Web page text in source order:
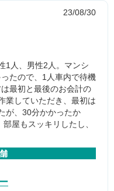
23/08/30
1人、男性2人。マンシ
たので、1人車内で待機
最初と最後のお会計の
業していただき、最初は
が、30分かかったか
屋もスッキリしたし、